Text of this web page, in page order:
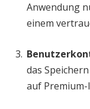
Anwendung
einem
das
auf Premium-